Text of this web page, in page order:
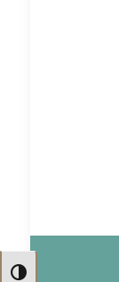
Nagy kontraszt